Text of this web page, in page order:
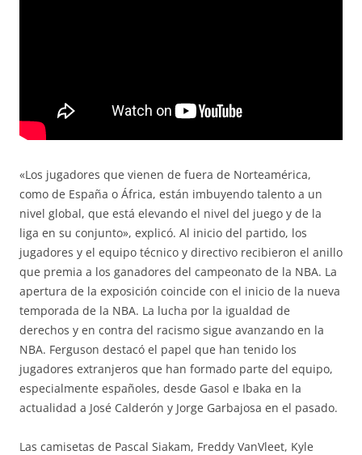
«Los jugadores que vienen de fuera de Norteamérica,
como de España o África, están imbuyendo talento a un
nivel global, que está elevando el nivel del juego y de la
liga en su conjunto», explicó. Al inicio del partido, los
jugadores y el equipo técnico y directivo recibieron el anillo
que premia a los ganadores del campeonato de la NBA. La
apertura de la exposición coincide con el inicio de la nueva
temporada de la NBA. La lucha por la igualdad de
derechos y en contra del racismo sigue avanzando en la
NBA. Ferguson destacó el papel que han tenido los
jugadores extranjeros que han formado parte del equipo,
especialmente españoles, desde Gasol e Ibaka en la
actualidad a José Calderón y Jorge Garbajosa en el pasado.
Las camisetas de Pascal Siakam, Freddy VanVleet, Kyle